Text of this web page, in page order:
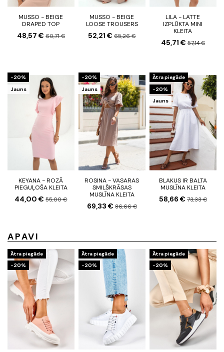
MUSSO - BEIGE
DRAPED TOP
48,57 € 60,71 €
MUSSO - BEIGE
LOOSE TROUSERS
52,21 €65,26 €
LILA - LATTE
IZPLŪKTA MINI
KLEITA
45,71 € 57,14 €
-20%
Jauns
KEYANA - ROZĀ
PIEGUĻOŠA KLEITA
44,00 €55,00 €
-20%
Jauns
ROSINA - VASARAS
SMILŠKRĀSAS
MUSLĪNA KLEITA
69,33 € 86,66 €
Ātra piegāde
-20%
Jauns
BLAKUS IR BALTA
MUSLĪNA KLEITA
58,66 € 73,33 €
APAVI
Ātra piegāde
-20%
Ātra piegāde
-20%
Ātra piegāde
-20%